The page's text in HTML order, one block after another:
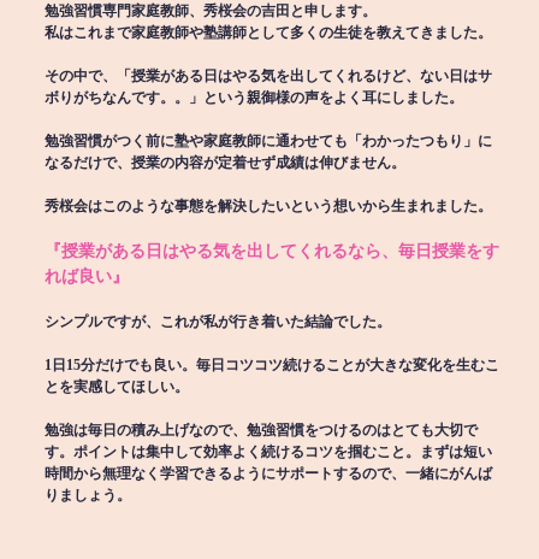
勉強習慣専門家庭教師、秀桜会の吉田と申します。
私はこれまで家庭教師や塾講師として多くの生徒を教えてきました。
その中で、「授業がある日はやる気を出してくれるけど、ない日はサ
ボりがちなんです。。」という親御様の声をよく耳にしました。
勉強習慣がつく前に塾や家庭教師に通わせても「わかったつもり」に
なるだけで、授業の内容が定着せず成績は伸びません。
秀桜会はこのような事態を解決したいという想いから生まれました。
『授業がある日はやる気を出してくれるなら、毎日授業をす
れば良い』
シンプルですが、これが私が行き着いた結論でした。
1日15分だけでも良い。毎日コツコツ続けることが大きな変化を生むこ
とを実感してほしい。
勉強は毎日の積み上げなので、勉強習慣をつけるのはとても大切で
す。ポイントは集中して効率よく続けるコツを掴むこと。まずは短い
時間から無理なく学習できるようにサポートするので、一緒にがんば
りましょう。